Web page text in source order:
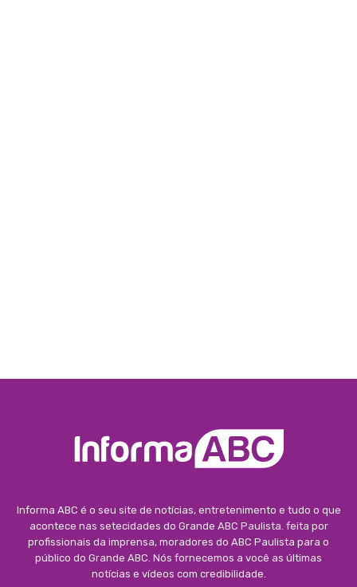
Informa ABC é o seu site de notícias, entretenimento e tudo o que
acontece nas setecidades do Grande ABC Paulista. feita por
profissionais da imprensa, moradores do ABC Paulista para o
público do Grande ABC. Nós fornecemos a você as últimas
notícias e vídeos com credibilidade.